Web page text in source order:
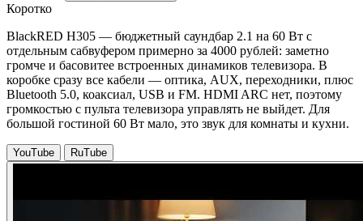
Коротко
BlackRED H305 — бюджетный саундбар 2.1 на 60 Вт с
отдельным сабвуфером примерно за 4000 рублей: заметно
громче и басовитее встроенных динамиков телевизора. В
коробке сразу все кабели — оптика, AUX, переходники, плюс
Bluetooth 5.0, коаксиал, USB и FM. HDMI ARC нет, поэтому
громкостью с пульта телевизора управлять не выйдет. Для
большой гостиной 60 Вт мало, это звук для комнаты и кухни.
YouTube RuTube